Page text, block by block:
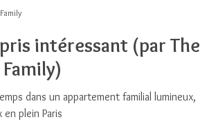
intéressant (par The
dans un appartement familial lumineux,
plein Paris